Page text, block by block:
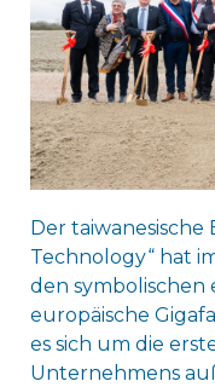
Der
Technology“ hat
den symbolischen
europäische
es sich um die
Unternehmens